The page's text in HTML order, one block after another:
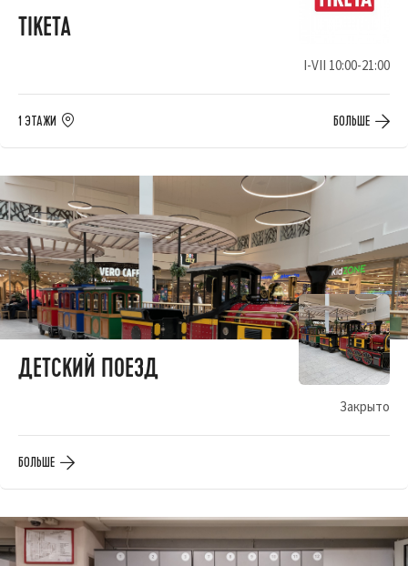
TIKETA
I-VII 10:00-21:00
1 ЭТАЖИ БОЛЬШЕ
ДЕТСКИЙ ПОЕЗД
Закрыто
БОЛЬШЕ